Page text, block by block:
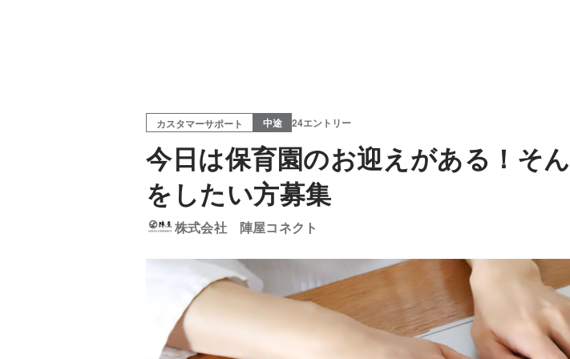
カスタマーサポート 中途 24エントリー
今日は保育園のお迎えがある！そ
をしたい方募集
株式会社 陣屋コネクト